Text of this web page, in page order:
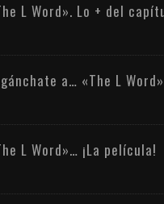
L Word». Lo + del
a… «The L Word»
L Word»… ¡La película!